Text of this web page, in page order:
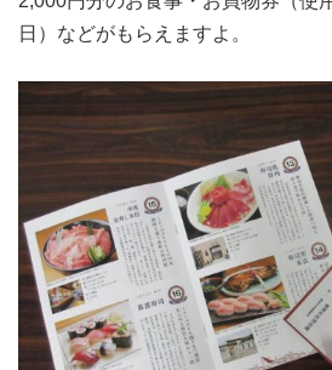
日）などがもらえますよ。